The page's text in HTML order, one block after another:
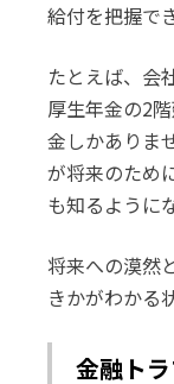
給付を把握で
たとえば、会
厚生年金の2
金しかありま
が将来のため
も知るように
将来への漠然
きかがわかる
金融ト